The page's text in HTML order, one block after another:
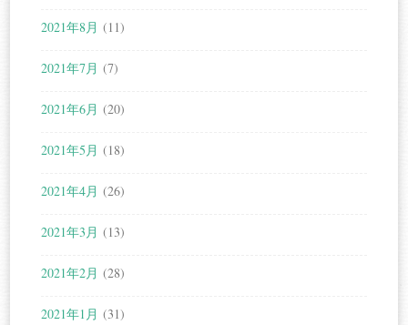
2021年8月 (11)
2021年7月 (7)
2021年6月 (20)
2021年5月 (18)
2021年4月 (26)
2021年3月 (13)
2021年2月 (28)
2021年1月 (31)